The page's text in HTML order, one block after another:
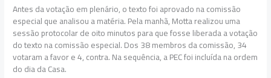
Antes da votação em plenário, o texto foi aprovado na comissão
especial que analisou a matéria. Pela manhã, Motta realizou uma
sessão protocolar de oito minutos para que fosse liberada a votação
do texto na comissão especial. Dos 38 membros da comissão, 34
votaram a favor e 4, contra. Na sequência, a PEC foi incluída na ordem
do dia da Casa.